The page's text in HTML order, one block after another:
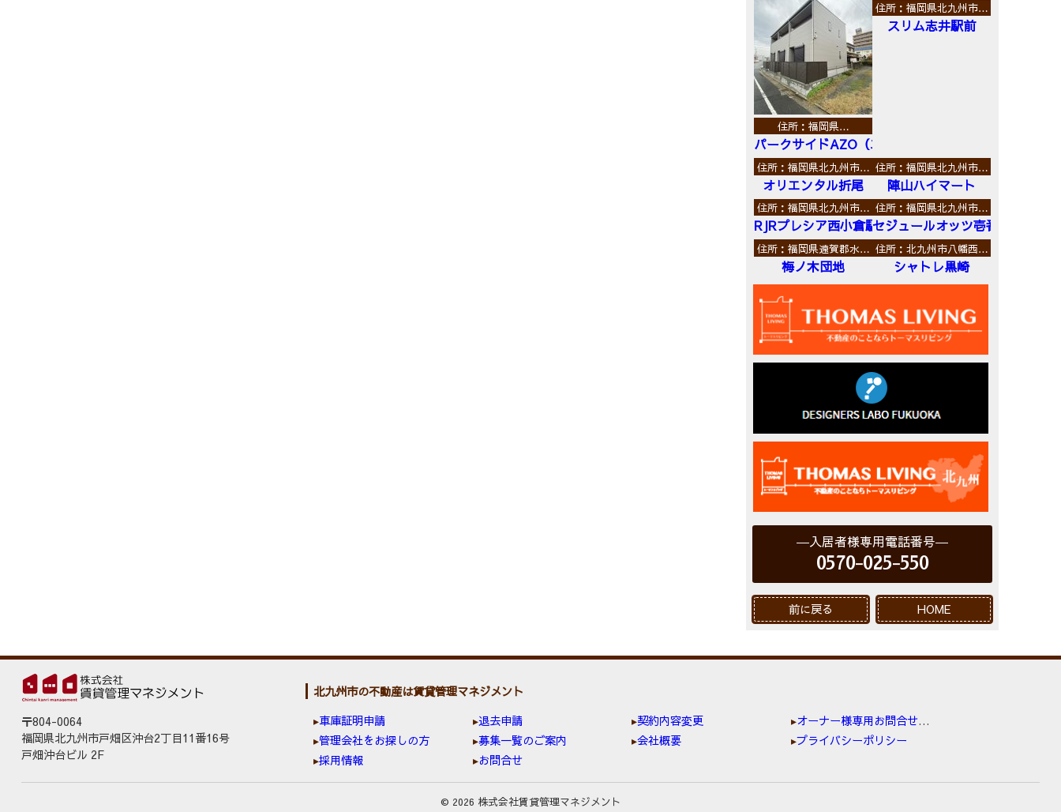
住所：福岡県…
パークサイドAZO（エーゼットオー）
住所：福岡県北九州市…
スリム志井駅前
住所：福岡県北九州市…
オリエンタル折尾
住所：福岡県北九州市…
陣山ハイマート
住所：福岡県北九州市…
RJRプレシア西小倉駅前
住所：福岡県北九州市…
セジュールオッツ壱番館
住所：福岡県遠賀郡水…
梅ノ木団地
住所：北九州市八幡西…
シャトレ黒崎
入居者様専用電話番号
0570-025-550
前に戻る HOME
〒804-0064
福岡県北九州市戸畑区沖台2丁目11番16号
戸畑沖台ビル 2F
北九州市の不動産は賃貸管理マネジメント
車庫証明申請
退去申請 契約内容変更
オーナー様専用お問合せ窓口
管理会社をお探しの方
募集一覧のご案内 会社概要
プライバシーポリシー
採用情報
お問合せ
© 2026 株式会社賃貸管理マネジメント